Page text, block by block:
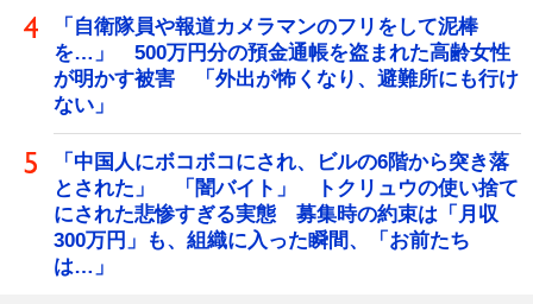
「自衛隊員や報道カメラマンのフリをして泥棒
を…」 500万円分の預金通帳を盗まれた高齢女性
が明かす被害 「外出が怖くなり、避難所にも行け
ない」
「中国人にボコボコにされ、ビルの6階から突き落
とされた」 「闇バイト」 トクリュウの使い捨て
にされた悲惨すぎる実態 募集時の約束は「月収
300万円」も、組織に入った瞬間、「お前たち
は…」